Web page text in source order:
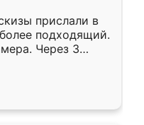
прислали в
подходящий.
Через 3
Остались
Ренессанс